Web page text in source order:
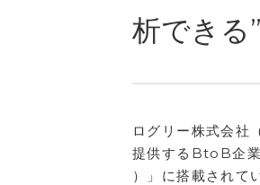
析できる
ログリー株式会社
提供するBtoB企
）」に搭載されて